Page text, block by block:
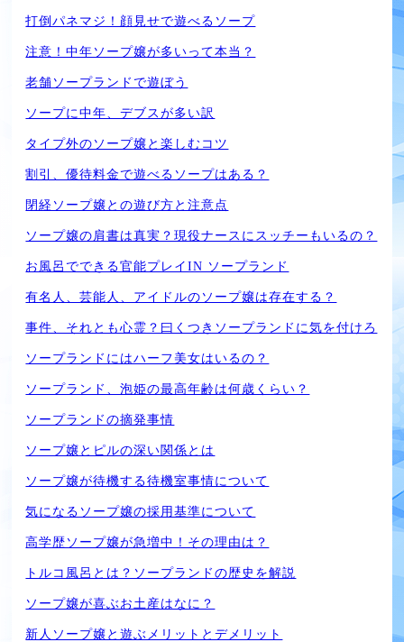
打倒パネマジ！顔見せで遊べるソープ
注意！中年ソープ嬢が多いって本当？
老舗ソープランドで遊ぼう
ソープに中年、デブスが多い訳
タイプ外のソープ嬢と楽しむコツ
割引、優待料金で遊べるソープはある？
閉経ソープ嬢との遊び方と注意点
ソープ嬢の肩書は真実？現役ナースにスッチーもいるの？
お風呂でできる官能プレイIN ソープランド
有名人、芸能人、アイドルのソープ嬢は存在する？
事件、それとも心霊？曰くつきソープランドに気を付けろ
ソープランドにはハーフ美女はいるの？
ソープランド、泡姫の最高年齢は何歳くらい？
ソープランドの摘発事情
ソープ嬢とピルの深い関係とは
ソープ嬢が待機する待機室事情について
気になるソープ嬢の採用基準について
高学歴ソープ嬢が急増中！その理由は？
トルコ風呂とは？ソープランドの歴史を解説
ソープ嬢が喜ぶお土産はなに？
新人ソープ嬢と遊ぶメリットとデメリット